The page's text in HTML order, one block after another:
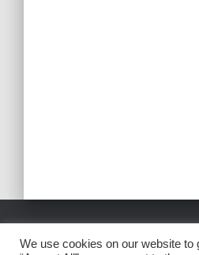
© 2021 TOPICZOOM
We use cookies on our website